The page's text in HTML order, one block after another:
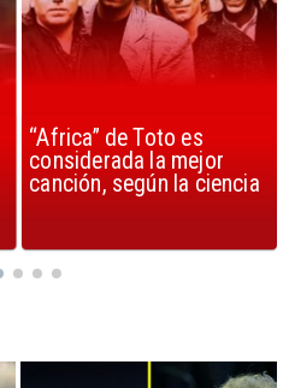
“Africa” de Toto es
considerada la mejor
canción, según la ciencia